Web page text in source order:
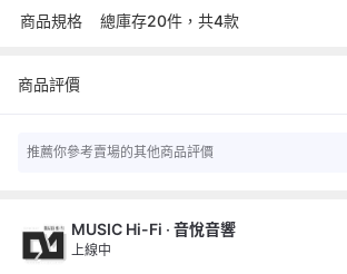
全家取貨 元
面交取貨
Pi 拍錢包X支付連
7-11取貨付款
銀行或郵局轉帳
面交取貨付款
商品規格 總庫存20件，共4款
商品評價
推薦你參考賣場的其他商品評價
MUSIC Hi-Fi ‧ 音悅音響
上線中